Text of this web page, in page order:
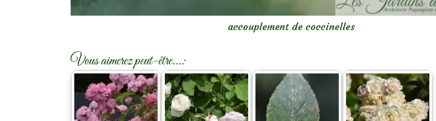
accouplement de coccinelles
Vous aimerez peut-être...: